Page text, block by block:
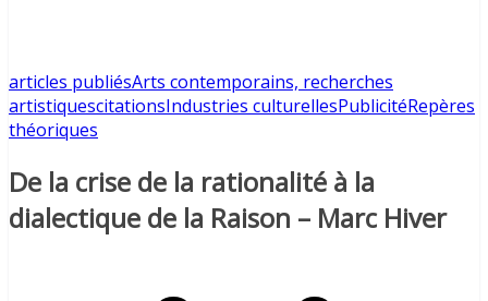
articles publiésArts contemporains, recherches
artistiquescitationsIndustries culturellesPublicitéRepères
théoriques
De la crise de la rationalité à la
dialectique de la Raison – Marc Hiver